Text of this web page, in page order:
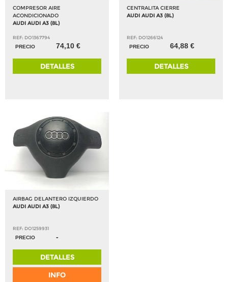
COMPRESOR AIRE
ACONDICIONADO
AUDI AUDI A3 (8L)
REF: DO1367794
PRECIO
74,10 €
DETALLES
CENTRALITA CIERRE
AUDI AUDI A3 (8L)
REF: DO1266124
PRECIO
64,88 €
DETALLES
AIRBAG DELANTERO IZQUIERDO
AUDI AUDI A3 (8L)
REF: DO1259931
PRECIO
-
DETALLES
INFO